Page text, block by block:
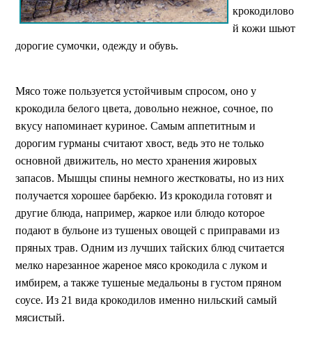
крокодилово
й кожи шьют
дорогие сумочки, одежду и обувь.
Мясо тоже пользуется устойчивым спросом, оно у
крокодила белого цвета, довольно нежное, сочное, по
вкусу напоминает куриное. Самым аппетитным и
дорогим гурманы считают хвост, ведь это не только
основной движитель, но место хранения жировых
запасов. Мышцы спины немного жестковаты, но из них
получается хорошее барбекю. Из крокодила готовят и
другие блюда, например, жаркое или блюдо которое
подают в бульоне из тушеных овощей с приправами из
пряных трав. Одним из лучших тайских блюд считается
мелко нарезанное жареное мясо крокодила с луком и
имбирем, а также тушеные медальоны в густом пряном
соусе. Из 21 вида крокодилов именно нильский самый
мясистый.